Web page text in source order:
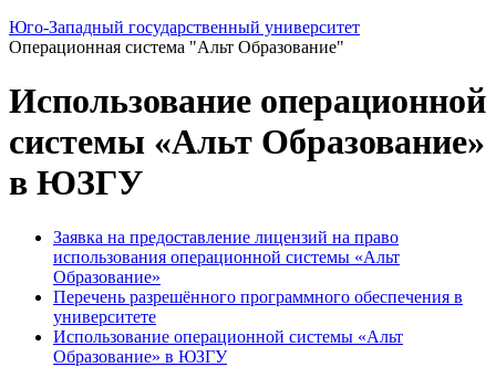
Юго-Западный государственный университет
Операционная система "Альт Образование"
Использование операционной
системы «Альт Образование»
в ЮЗГУ
Заявка на предоставление лицензий на право
использования операционной системы «Альт
Образование»
Перечень разрешённого программного обеспечения в
университете
Использование операционной системы «Альт
Образование» в ЮЗГУ